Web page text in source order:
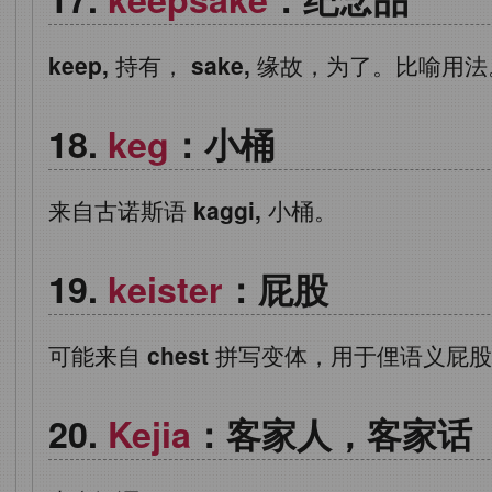
keep, 持有， sake, 缘故，为了。比喻用
keg ：小桶
来自古诺斯语 kaggi, 小桶。
keister ：屁股
可能来自 chest 拼写变体，用于俚语义屁
Kejia ：客家人，客家话